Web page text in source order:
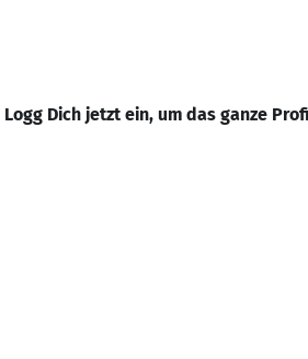
Logg Dich jetzt ein, um das ganze